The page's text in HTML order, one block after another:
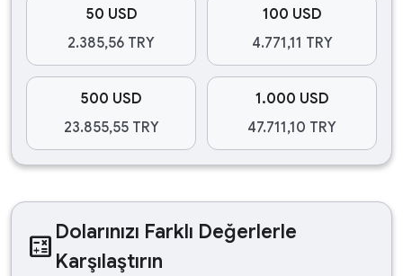
50 USD
2.385,56 TRY
100 USD
4.771,11 TRY
500 USD
23.855,55 TRY
1.000 USD
47.711,10 TRY
calculate Dolarınızı Farklı Değerlerle
Karşılaştırın